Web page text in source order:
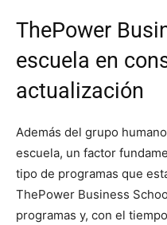
ThePower
escuela en
actualización
Además del grupo
escuela, un factor
tipo de programas que
ThePower Business
programas y, con el